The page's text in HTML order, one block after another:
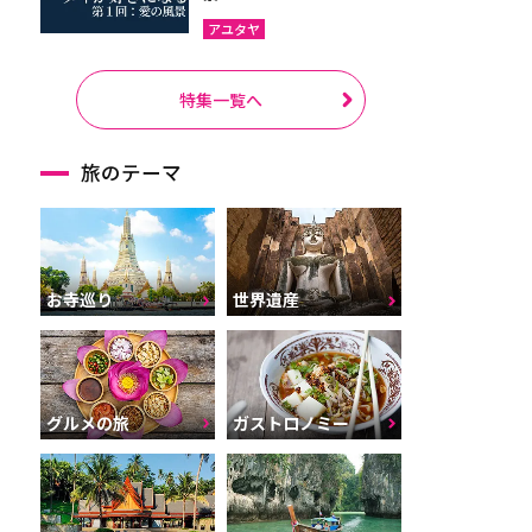
アユタヤ
特集一覧へ
旅のテーマ
お寺巡り 世界遺産
グルメの旅 ガストロノミー